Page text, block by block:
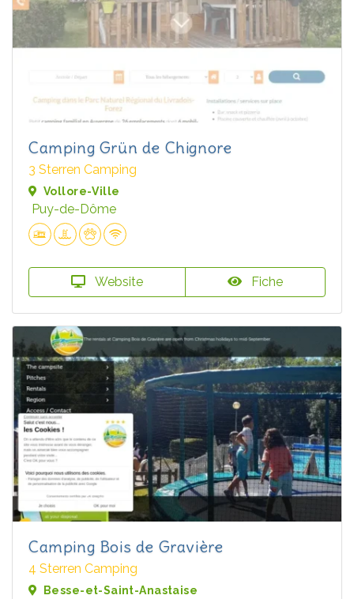
Camping Grün de Chignore
3 Sterren Camping
Vollore-Ville
Puy-de-Dôme
Website Fiche
Camping Bois de Gravière
4 Sterren Camping
Besse-et-Saint-Anastaise